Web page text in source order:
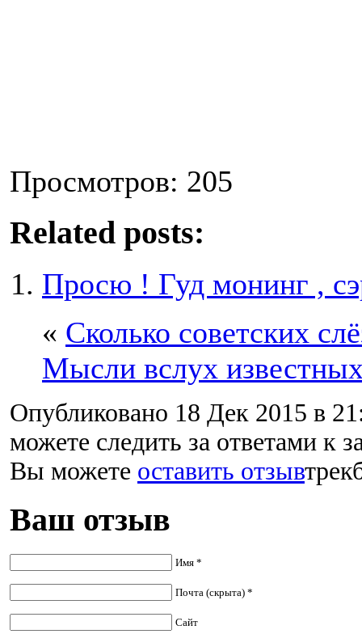
Просмотров: 205
Related posts:
Просю ! Гуд монинг ,
« Сколько советских
Мысли вслух
Опубликовано 18 Дек 2015 в
можете следить за ответами к
Вы можете оставить отзыв
Ваш отзыв
Имя *
Почта (скрыта) *
Сайт